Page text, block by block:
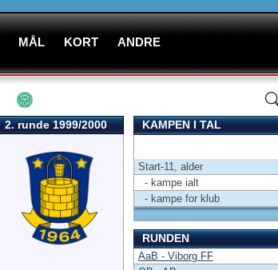
MÅL KORT ANDRE
2. runde 1999/2000 KAMPEN I TAL
Start-11, alder
- kampe ialt
- kampe for klub
RUNDEN
AaB - Viborg FF